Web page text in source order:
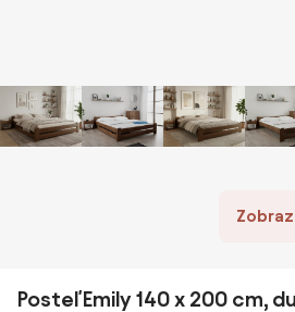
Posteľ Emily 140 x 200 cm,